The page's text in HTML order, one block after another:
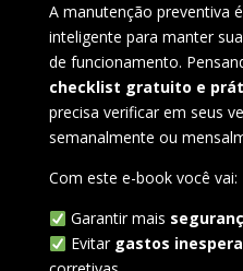
A manutenção preventiva
inteligente para manter
de funcionamento.
checklist gratuito e
precisa verificar em seus
semanalmente ou
Com este e-book você vai:
Garantir mais
Evitar gastos